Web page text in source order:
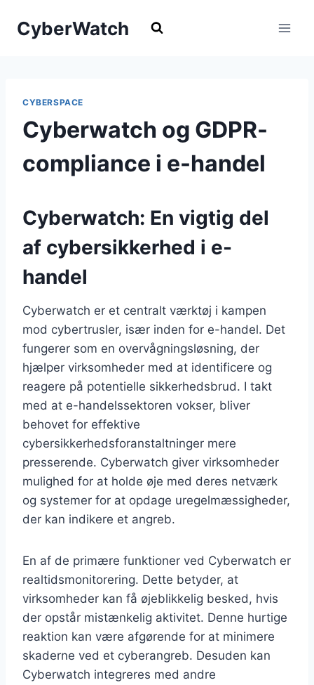
CyberWatch
CYBERSPACE
Cyberwatch og GDPR-
compliance i e-handel
Cyberwatch: En vigtig del
af cybersikkerhed i e-
handel
Cyberwatch er et centralt værktøj i kampen
mod cybertrusler, især inden for e-handel. Det
fungerer som en overvågningsløsning, der
hjælper virksomheder med at identificere og
reagere på potentielle sikkerhedsbrud. I takt
med at e-handelssektoren vokser, bliver
behovet for effektive
cybersikkerhedsforanstaltninger mere
presserende. Cyberwatch giver virksomheder
mulighed for at holde øje med deres netværk
og systemer for at opdage uregelmæssigheder,
der kan indikere et angreb.
En af de primære funktioner ved Cyberwatch er
realtidsmonitorering. Dette betyder, at
virksomheder kan få øjeblikkelig besked, hvis
der opstår mistænkelig aktivitet. Denne hurtige
reaktion kan være afgørende for at minimere
skaderne ved et cyberangreb. Desuden kan
Cyberwatch integreres med andre